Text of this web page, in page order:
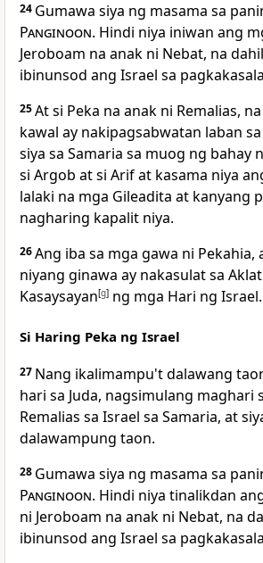
24 Gumawa siya ng masama sa
Panginoon. Hindi niya iniwan ang
Jeroboam na anak ni Nebat, na
ibinunsod ang Israel sa
25At si Peka na anak ni Remalias,
kawal ay nakipagsabwatan laban
siya sa Samaria sa muog ng bahay
si Argob at si Arif at kasama niya
lalaki na mga Gileadita at kanyang
nagharing kapalit niya.
26Ang iba sa mga gawa ni Pekahia,
niyang ginawa ay nakasulat sa
Kasaysayan[g] ng mga Hari ng Israel.
Si Haring Peka ng Israel
27 Nang ikalimampu't dalawang
hari sa Juda, nagsimulang maghari
Remalias sa Israel sa Samaria, at
dalawampung taon.
28 Gumawa siya ng masama sa
Panginoon. Hindi niya tinalikdan
ni Jeroboam na anak ni Nebat, na
ibinunsod ang Israel sa